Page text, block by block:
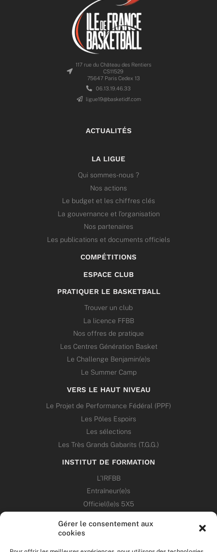
Gérer le consentement aux
cookies
117 rue du Château des Rentiers
CS11529
75647 Paris Cedex 13
06.13.19.46.33
ligue19@basketidf.com
ACTUALITÉS
LA LIGUE
Qui sommes-nous ?
Nos actions
Le budget et les chiffres clés
La gouvernance et l’organisation
Nos partenaires
Les publications et documents officiels
COMPÉTITIONS
ESPACE CLUB
PRATIQUER LE BASKETBALL
Trouver un club
La licence FFBB
Nos offres de pratique
Les Centres Génération Basket
Le Challenge Benjamin(e)s
Le Summer Camp
VERS LE HAUT NIVEAU
Le Projet de Performance Fédéral (PPF)
Les Pôles Espoirs
Les sélections
Les Très Grands Gabarits (T.G.G.)
INSTITUT DE FORMATION
L’IRFBB
Entraîneur(e)s
Officiel(le)s 5X5